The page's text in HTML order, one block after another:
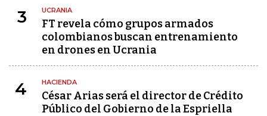
3 UCRANIA
FT revela cómo grupos armados
colombianos buscan entrenamiento
en drones en Ucrania
4 HACIENDA
César Arias será el director de Crédito
Público del Gobierno de la Espriella